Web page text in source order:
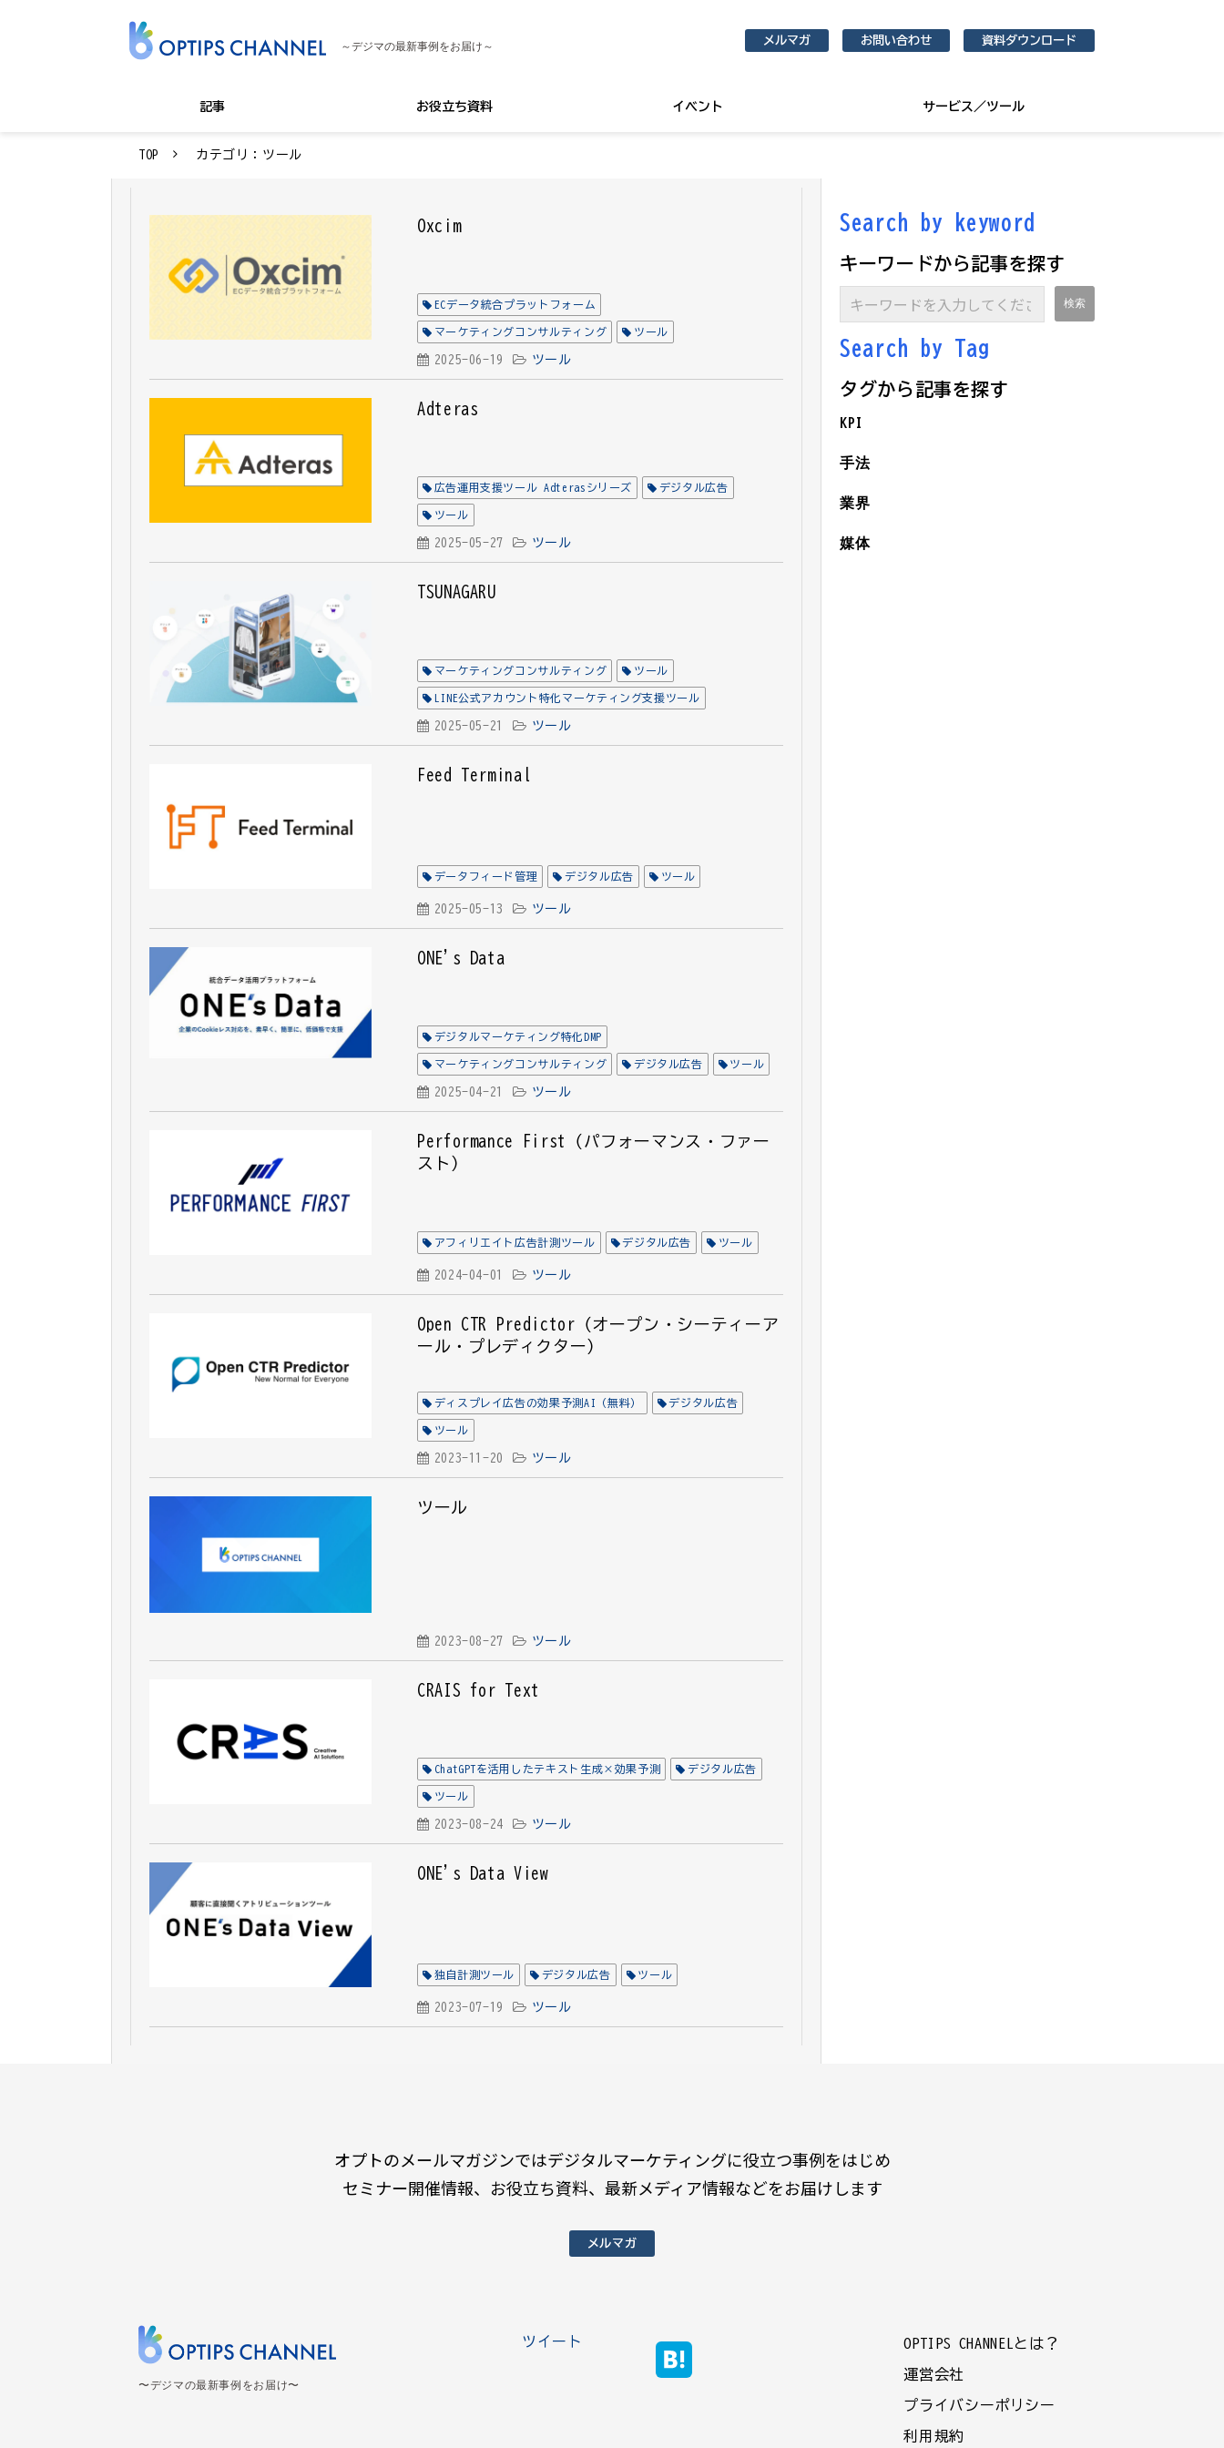
～デジマの最新事例をお届け～ メルマガ お問い合わせ 資料ダウンロード
記事 お役立ち資料 イベント サービス／ツール
TOP カテゴリ：ツール
Oxcim
ECデータ統合プラットフォーム
マーケティングコンサルティング ツール
2025-06-19 ツール
Adteras
広告運用支援ツール Adterasシリーズ デジタル広告
ツール
2025-05-27 ツール
TSUNAGARU
マーケティングコンサルティング ツール
LINE公式アカウント特化マーケティング支援ツール
2025-05-21 ツール
Feed Terminal
データフィード管理 デジタル広告 ツール
2025-05-13 ツール
ONE's Data
デジタルマーケティング特化DMP
マーケティングコンサルティング デジタル広告 ツール
2025-04-21 ツール
Performance First（パフォーマンス・ファー
スト）
アフィリエイト広告計測ツール デジタル広告 ツール
2024-04-01 ツール
Open CTR Predictor（オープン・シーティーア
ール・プレディクター）
ディスプレイ広告の効果予測AI（無料） デジタル広告
ツール
2023-11-20 ツール
ツール
2023-08-27 ツール
CRAIS for Text
ChatGPTを活用したテキスト生成×効果予測 デジタル広告
ツール
2023-08-24 ツール
ONE's Data View
独自計測ツール デジタル広告 ツール
2023-07-19 ツール
Search by keyword
キーワードから記事を探す
Search by Tag
タグから記事を探す
KPI
手法
業界
媒体
オプトのメールマガジンではデジタルマーケティングに役立つ事例をはじめ
セミナー開催情報、お役立ち資料、最新メディア情報などをお届けします
メルマガ
〜デジマの最新事例をお届け〜
ツイート OPTIPS CHANNELとは？
運営会社
プライバシーポリシー
利用規約